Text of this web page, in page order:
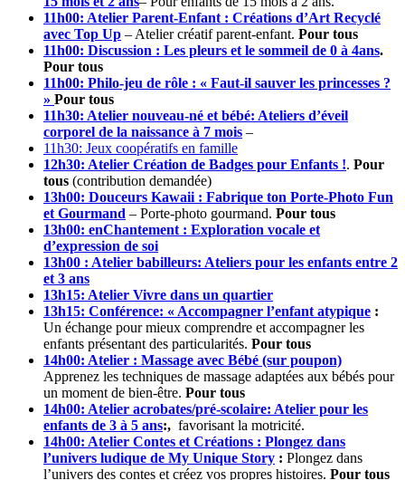
11h00: Atelier Parent-Enfant : Créations d’Art Recyclé
avec Top Up – Atelier créatif parent-enfant. Pour tous
11h00: Discussion : Les pleurs et le sommeil de 0 à 4ans.
Pour tous
11h00: Philo-jeu de rôle : « Faut-il sauver les princesses ?
» Pour tous
11h30: Atelier nouveau-né et bébé: Ateliers d’éveil
corporel de la naissance à 7 mois –
11h30: Jeux coopératifs en famille
12h30: Atelier Création de Badges pour Enfants !. Pour
tous (contribution demandée)
13h00: Douceurs Kawaii : Fabrique ton Porte-Photo Fun
et Gourmand – Porte-photo gourmand. Pour tous
13h00: enChantement : Exploration vocale et
d’expression de soi
13h00 : Atelier babilleurs: Ateliers pour les enfants entre 2
et 3 ans
13h15: Atelier Vivre dans un quartier
13h15: Conférence: « Accompagner l’enfant atypique :
Un échange pour mieux comprendre et accompagner les
enfants présentant des particularités. Pour tous
14h00: Atelier : Massage avec Bébé (sur poupon)
Apprenez les techniques de massage adaptées aux bébés pour
un moment de bien-être. Pour tous
14h00: Atelier acrobates/pré-scolaire: Atelier pour les
enfants de 3 à 5 ans:, favorisant la motricité.
14h00: Atelier Contes et Créations : Plongez dans
l’univers ludique de My Unique Story : Plongez dans
l’univers des contes et créez vos propres histoires. Pour tous